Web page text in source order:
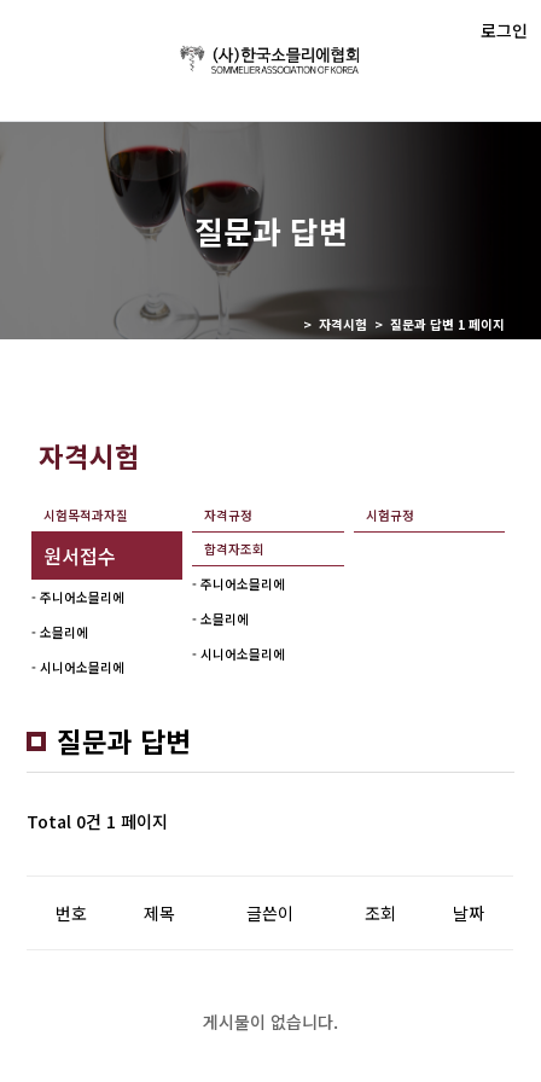
로그인
질문과 답변
> 자격시험 > 질문과 답변 1 페이지
자격시험
시험목적과자질 자격규정 시험규정
원서접수
- 주니어소믈리에
- 소믈리에
- 시니어소믈리에
합격자조회
- 주니어소믈리에
- 소믈리에
- 시니어소믈리에
질문과 답변
Total 0건 1 페이지
번호 제목 글쓴이 조회 날짜
게시물이 없습니다.